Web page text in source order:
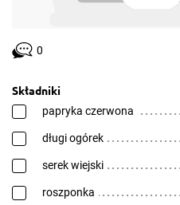
0
Składniki
papryka czerwona
długi ogórek
serek wiejski
roszponka